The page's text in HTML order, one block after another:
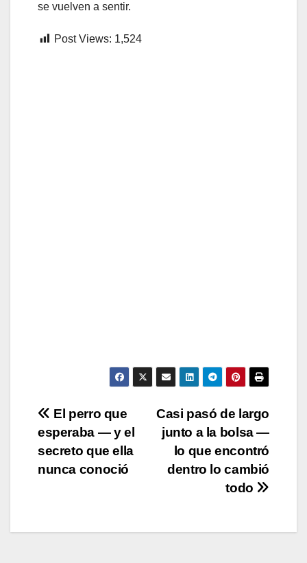
se vuelven a sentir.
Post Views: 1,524
Post
navigation
Casi pasó de largo
junto a la bolsa —
lo que encontró
dentro lo cambió
todo
El perro que
esperaba — y el
secreto que ella
nunca conoció